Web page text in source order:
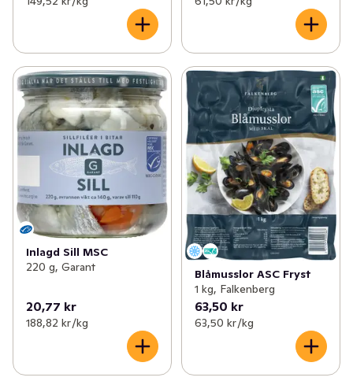
Inlagd Sill MSC
220 g, Garant
20,77 kr
188,82 kr /kg
Blåmusslor ASC Fryst
1 kg, Falkenberg
63,50 kr
63,50 kr /kg